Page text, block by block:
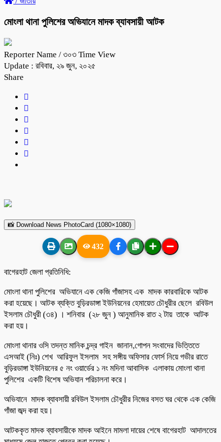
মোংলা থানা পুলিশের অভিযানে মাদক ব্যাবসায়ী আটক
Reporter Name / ৩০৩ Time View
Update : রবিবার, ২৯ জুন, ২০২৫
Share
📸 Download News PhotoCard (1080×1080)
432
বাগেরহাট জেলা প্রতিনিধি:
মোংলা থানা পুলিশের অভিযানে এক কেজি গাঁজাসহ এক মাদক কারবারিকে আটক
করা হয়েছে। আটক ব্যক্তি বুড়িরডাঙ্গা ইউনিয়নের হেমায়েত চৌধুরীর ছেলে রবিউল
ইসলাম চৌধুরী (৩৪) । শনিবার (২৮ জুন ) আনুমানিক রাত ২ টায় তাকে আটক
করা হয়।
মোংলা থানার ওসি তদন্ত মানিক চন্দ্র গাইন জানান,গোপন সংবাদের ভিত্তিতে
এসআই (নিঃ) শেখ আরিফুল ইসলাম সহ সঙ্গীয় অফিসার ফোর্স নিয়ে গভীর রাতে
বুড়িরডাঙ্গা ইউনিয়নের ৫ নং ওয়ার্ডের ১ নং মদিনা আবাসিক এলাকায় মোংলা থানা
পুলিশের একটি বিশেষ অভিযান পরিচালনা করে।
অভিযানে মাদক ব্যাবসায়ী রবিউল ইসলাম চৌধুরীর নিজের বসত ঘর থেকে এক কেজি
গাঁজা জব্দ করা হয়।
আটককৃত মাদক ব্যাবসায়ীকে মাদক আইনে মামলা দায়ের শেষে বাগেরহাট আদালতের